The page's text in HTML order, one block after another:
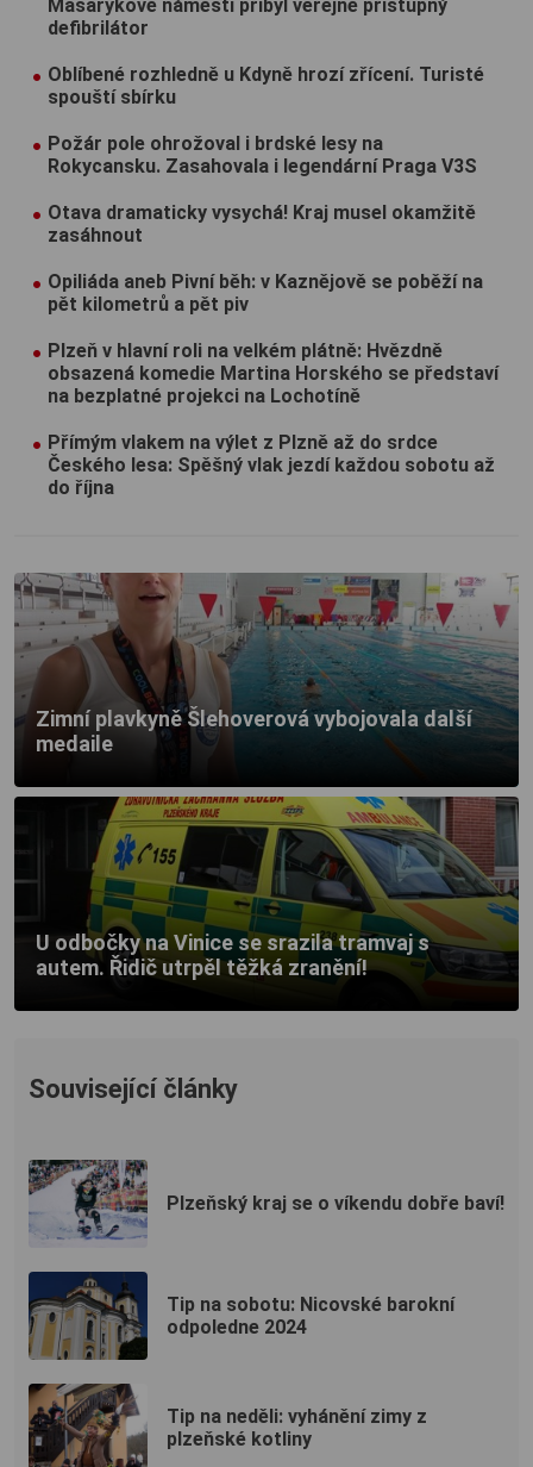
Masarykově náměstí přibyl veřejně přístupný
defibrilátor
Oblíbené rozhledně u Kdyně hrozí zřícení. Turisté
spouští sbírku
Požár pole ohrožoval i brdské lesy na
Rokycansku. Zasahovala i legendární Praga V3S
Otava dramaticky vysychá! Kraj musel okamžitě
zasáhnout
Opiliáda aneb Pivní běh: v Kaznějově se poběží na
pět kilometrů a pět piv
Plzeň v hlavní roli na velkém plátně: Hvězdně
obsazená komedie Martina Horského se představí
na bezplatné projekci na Lochotíně
Přímým vlakem na výlet z Plzně až do srdce
Českého lesa: Spěšný vlak jezdí každou sobotu až
do října
Zimní plavkyně Šlehoverová vybojovala další
medaile
U odbočky na Vinice se srazila tramvaj s
autem. Řidič utrpěl těžká zranění!
Související články
Plzeňský kraj se o víkendu dobře baví!
Tip na sobotu: Nicovské barokní
odpoledne 2024
Tip na neděli: vyhánění zimy z
plzeňské kotliny